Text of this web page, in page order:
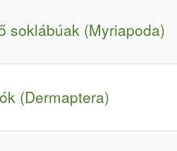
soklábúak (Myriapoda)
(Dermaptera)